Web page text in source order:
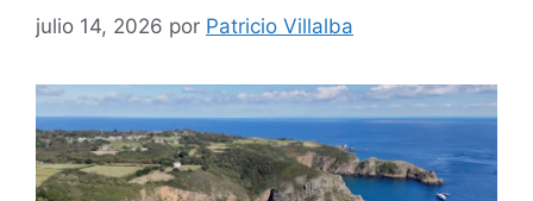
julio 14, 2026 por Patricio Villalba